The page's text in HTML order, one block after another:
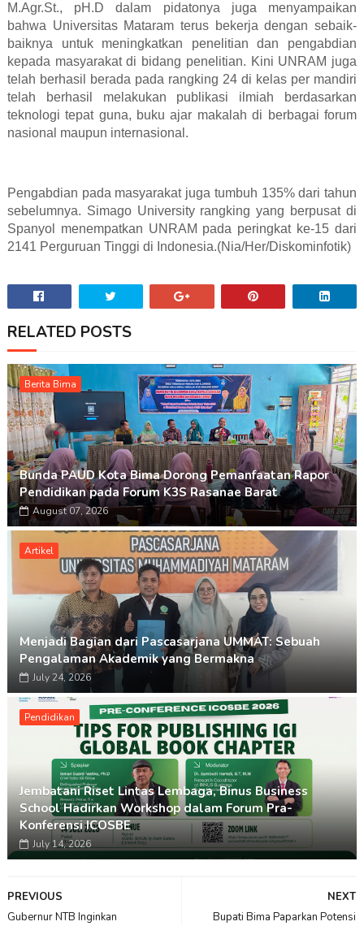
M.Agr.St., pH.D dalam pidatonya juga menyampaikan
bahwa Universitas Mataram terus bekerja dengan sebaik-
baiknya untuk meningkatkan penelitian dan pengabdian
kepada masyarakat di bidang penelitian. Kini UNRAM juga
telah berhasil berada pada rangking 24 di kelas per mandiri
telah berhasil melakukan publikasi ilmiah berdasarkan
teknologi tepat guna, buku ajar makalah di berbagai forum
nasional maupun internasional.
Pengabdian pada masyarakat juga tumbuh 135% dari tahun
sebelumnya. Simago University rangking yang berpusat di
Spanyol menempatkan UNRAM pada peringkat ke-15 dari
2141 Perguruan Tinggi di Indonesia.(Nia/Her/Diskominfotik)
RELATED POSTS
Berita Bima
Bunda PAUD Kota Bima Dorong Pemanfaatan Rapor
Pendidikan pada Forum K3S Rasanae Barat
August 07, 2026
Artikel
Menjadi Bagian dari Pascasarjana UMMAT: Sebuah
Pengalaman Akademik yang Bermakna
July 24, 2026
Pendidikan
Jembatani Riset Lintas Lembaga, Binus Business
School Hadirkan Workshop dalam Forum Pra-
Konferensi ICOSBE
July 14, 2026
NEXT
Bupati Bima Paparkan Potensi
PREVIOUS
Gubernur NTB Inginkan